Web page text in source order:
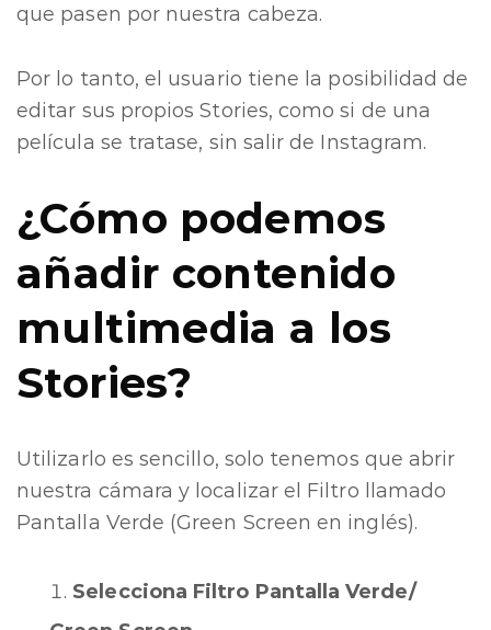
que pasen por nuestra cabeza.
Por lo tanto, el usuario tiene la posibilidad de
editar sus propios Stories, como si de una
película se tratase, sin salir de Instagram.
¿Cómo podemos
añadir contenido
multimedia a los
Stories?
Utilizarlo es sencillo, solo tenemos que abrir
nuestra cámara y localizar el Filtro llamado
Pantalla Verde (Green Screen en inglés).
Selecciona Filtro Pantalla Verde/